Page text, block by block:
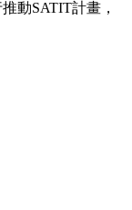
動SATIT計畫，